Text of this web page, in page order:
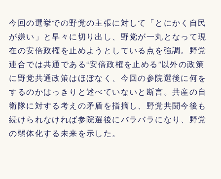
今回の選挙での野党の主張に対して「とにかく自民
が嫌い」と早々に切り出し、野党が一丸となって現
在の安倍政権を止めようとしている点を強調。野党
連合では共通である“安倍政権を止める”以外の政策
に野党共通政策はほぼなく、今回の参院選後に何を
するのかはっきりと述べていないと断言。共産の自
衛隊に対する考えの矛盾を指摘し、野党共闘今後も
続けられなければ参院選後にバラバラになり、野党
の弱体化する未来を示した。